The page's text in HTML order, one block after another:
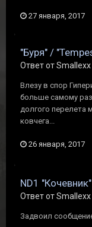
27 января, 2017
"Буря" /
Ответ от Smallexx
Влезу в спор
больше самому
долгого перелета
ковчега...
26 января, 2017
ND1
Ответ от Smallexx
Задвоил